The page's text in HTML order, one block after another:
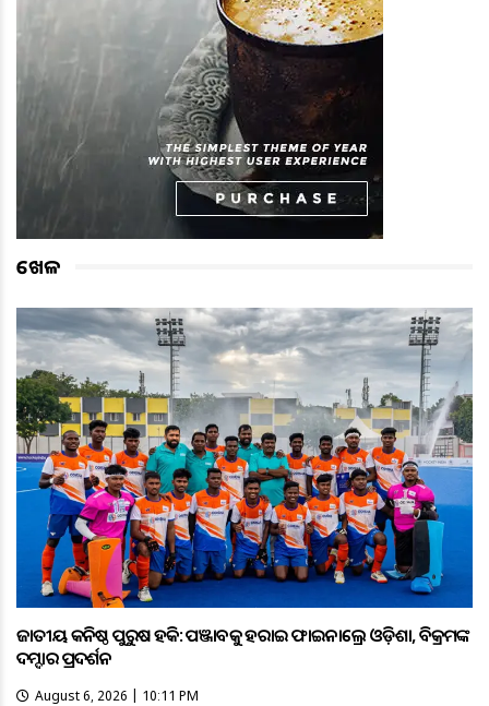
ଖେଳ
ଜାତୀୟ କନିଷ୍ଠ ପୁରୁଷ ହକି: ପଞ୍ଜାବକୁ ହରାଇ ଫାଇନାଲ୍ରେ ଓଡ଼ିଶା, ବିକ୍ରମଙ୍କ
ଦମ୍ଦାର ପ୍ରଦର୍ଶନ
August 6, 2026 | 10:11 PM